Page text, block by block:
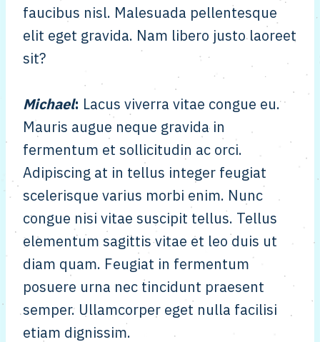
faucibus nisl. Malesuada pellentesque
elit eget gravida. Nam libero justo laoreet
sit?
Michael: Lacus viverra vitae congue eu.
Mauris augue neque gravida in
fermentum et sollicitudin ac orci.
Adipiscing at in tellus integer feugiat
scelerisque varius morbi enim. Nunc
congue nisi vitae suscipit tellus. Tellus
elementum sagittis vitae et leo duis ut
diam quam. Feugiat in fermentum
posuere urna nec tincidunt praesent
semper. Ullamcorper eget nulla facilisi
etiam dignissim.